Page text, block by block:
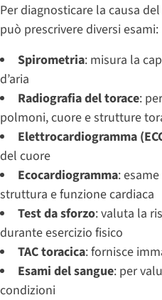
Per diagnosticare la causa
può prescrivere diversi esami:
Spirometria: misura la
d’aria
Radiografia del torace:
polmoni, cuore e strutture
Elettrocardiogramma
del cuore
Ecocardiogramma:
struttura e funzione cardiaca
Test da sforzo: valuta la
durante esercizio fisico
TAC toracica: fornisce
Esami del sangue: per
condizioni